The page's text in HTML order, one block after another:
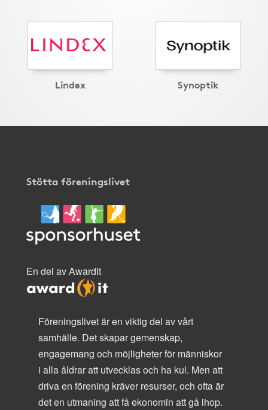
Lindex Synoptik
Stötta föreningslivet
En del av AwardIt
Föreningslivet är en viktig del av vårt
samhälle. Det skapar gemenskap,
engagemang och möjligheter för människor
i alla åldrar att utvecklas och ha kul. Men att
driva en förening kräver resurser, och ofta är
det en utmaning att få ekonomin att gå ihop.